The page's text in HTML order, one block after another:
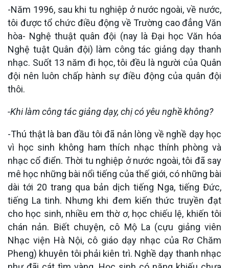
-Năm 1996, sau khi tu nghiệp ở nước ngoài, về nước,
tôi được tổ chức điều động về Trường cao đẳng Văn
hòa- Nghệ thuật quân đội (nay là Đại học Văn hóa
Nghệ tuật Quân đội) làm công tác giảng dạy thanh
nhạc. Suốt 13 năm đi học, tôi đều là người của Quân
đội nên luôn chấp hành sự điều động của quân đội
thôi.
-Khi làm công tác giảng dạy, chị có yêu nghề không?
-Thú thật là ban đầu tôi đã nản lòng về nghề dạy học
vì học sinh không ham thích nhạc thính phòng và
nhạc cổ điển. Thời tu nghiệp ở nước ngoài, tôi đã say
mê học những bài nổi tiếng của thế giới, có những bài
dài tới 20 trang qua bản dịch tiếng Nga, tiếng Đức,
tiếng La tinh. Nhưng khi đem kiến thức truyền đạt
cho học sinh, nhiều em thờ ơ, học chiếu lệ, khiến tôi
chán nản. Biết chuyện, cô Mộ La (cựu giảng viên
Nhạc viện Hà Nội, cô giáo dạy nhạc của Rơ Chăm
Pheng) khuyên tôi phải kiên trì. Nghề dạy thanh nhạc